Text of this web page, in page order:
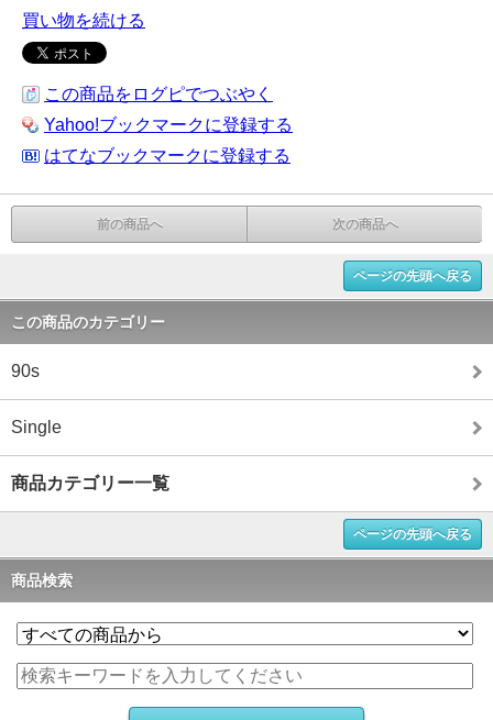
買い物を続ける
この商品をログピでつぶやく
Yahoo!ブックマークに登録する
はてなブックマークに登録する
前の商品へ 次の商品へ
ページの先頭へ戻る
この商品のカテゴリー
90s
Single
商品カテゴリー一覧
ページの先頭へ戻る
商品検索